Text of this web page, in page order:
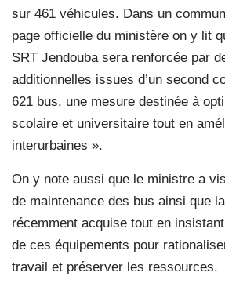
sur 461 véhicules. Dans un
page officielle du ministère on y lit
SRT Jendouba sera renforcée par
additionnelles issues d’un second
621 bus, une mesure destinée à
scolaire et universitaire tout en
interurbaines ».
On y note aussi que le ministre a
de maintenance des bus ainsi que
récemment acquise tout en
de ces équipements pour
travail et préserver les ressources.